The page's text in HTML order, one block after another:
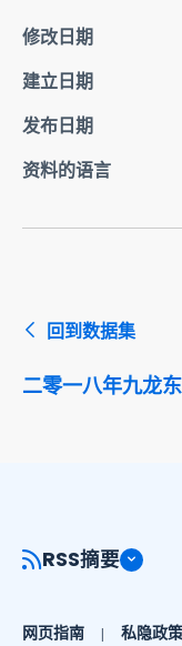
修改日期
建立日期
发布日期
资料的语言
回到数据集
二零一八年九龙
RSS摘要
网页指南 私隐政策